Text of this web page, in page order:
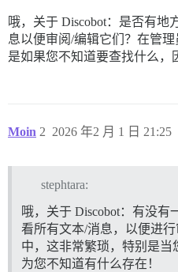
哦，关于 Discobot：是否有地
息以便审阅/编辑它们？在管
是如果您不知道要查找什么，
Moin 2026 年2 月 1 日 21:25
2
stephtara:
哦，关于 Discobot：有没
看所有文本/消息，以便进
中，这非常繁琐，特别是当
为您不知道有什么存在！